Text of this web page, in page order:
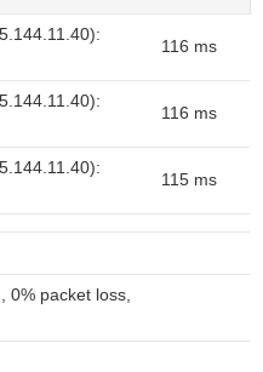
116 ms
116 ms
115 ms
0% packet loss,